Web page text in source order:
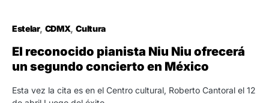
Estelar CDMX Cultura
El reconocido pianista Niu Niu ofrecerá
un segundo concierto en México
Esta vez la cita es en el Centro cultural, Roberto Cantoral el 12